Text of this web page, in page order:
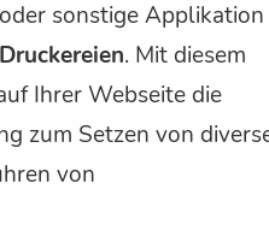
sonstige
. Mit diesem
Ihrer Webseite die
zum Setzen von
von